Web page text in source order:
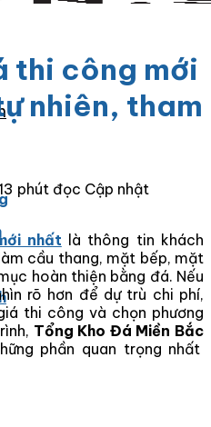
thi công mới
nhiên, tham
phút đọc Cập nhật
nhất là thông tin khách
cầu thang, mặt bếp, mặt
hoàn thiện bằng đá. Nếu
rõ hơn để dự trù chi phí,
thi công và chọn phương
Tổng Kho Đá Miền Bắc
phần quan trọng nhất